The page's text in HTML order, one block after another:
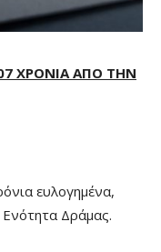
ΧΡΟΝΙΑ ΑΠΟ ΤΗΝ
ευλογημένα,
Ενότητα Δράμας.